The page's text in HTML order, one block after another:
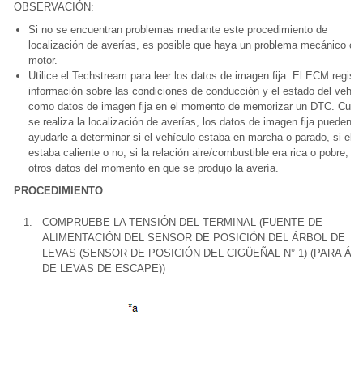
OBSERVACIÓN:
Si no se encuentran problemas mediante este procedimiento de
localización de averías, es posible que haya un problema mecánico
motor.
Utilice el Techstream para leer los datos de imagen fija. El ECM
información sobre las condiciones de conducción y el estado del
como datos de imagen fija en el momento de memorizar un DTC.
se realiza la localización de averías, los datos de imagen fija pueden
ayudarle a determinar si el vehículo estaba en marcha o parado, si el
estaba caliente o no, si la relación aire/combustible era rica o pobre, y
otros datos del momento en que se produjo la avería.
PROCEDIMIENTO
1.
COMPRUEBE LA TENSIÓN DEL TERMINAL (FUENTE DE
ALIMENTACIÓN DEL SENSOR DE POSICIÓN DEL ÁRBOL DE
LEVAS (SENSOR DE POSICIÓN DEL CIGÜEÑAL N° 1) (PARA
DE LEVAS DE ESCAPE))